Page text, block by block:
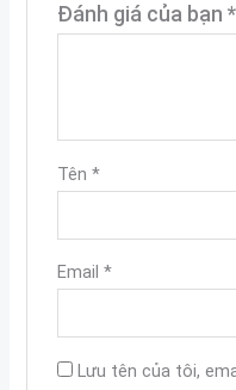
Đánh giá của bạn *
Tên *
Email *
Lưu tên của tôi,